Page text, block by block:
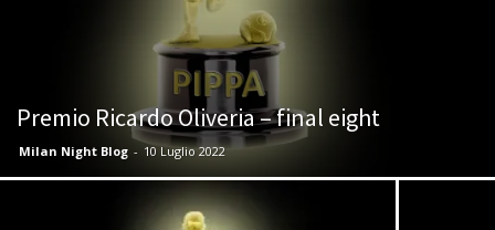
Premio Ricardo Oliveria – final eight
Milan Night Blog - 10 Luglio 2022